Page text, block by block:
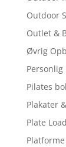
Outdoor
Outlet &
Øvrig
Personlig
Pilates
Plakater
Plate
Platforme